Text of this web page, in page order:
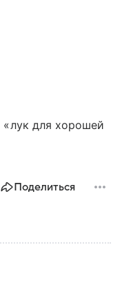
«лук для хорошей
Поделиться